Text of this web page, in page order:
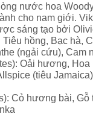
nước hoa
cho nam giới.
sáng tạo bởi
hồng, Bạc hà,
(ngải cứu), Cam
Oải hương, Hoa
(tiêu
Cỏ hương bài, Gỗ